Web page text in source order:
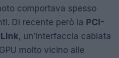
comportava spesso
Di recente però la PCI-
, un’interfaccia cablata
molto vicino alle